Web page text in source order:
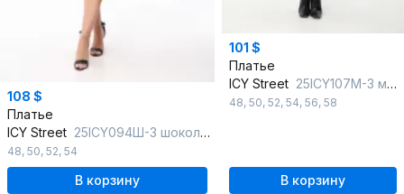
108 $
Платье
ICY Street 25ICY094Ш-3 шоколад
48, 50, 52, 54
В корзину
101 $
Платье
ICY Street 25ICY107М-3 молочный
48, 50, 52, 54, 56, 58
В корзину